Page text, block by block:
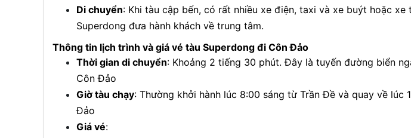
Di chuyển: Khi tàu cập bến, có rất nhiều xe điện, taxi và xe buýt hoặc xe
Superdong đưa hành khách về trung tâm.
Thông tin lịch trình và giá vé tàu Superdong đi Côn Đảo
Thời gian di chuyển: Khoảng 2 tiếng 30 phút. Đây là tuyến đường biển
Côn Đảo
Giờ tàu chạy: Thường khởi hành lúc 8:00 sáng từ Trần Đề và quay về lúc
Đảo
Giá vé: